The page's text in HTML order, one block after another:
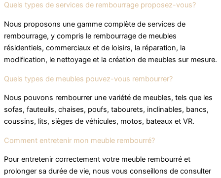
Quels types de services de rembourrage proposez-vous?
Nous proposons une gamme complète de services de
rembourrage, y compris le rembourrage de meubles
résidentiels, commerciaux et de loisirs, la réparation, la
modification, le nettoyage et la création de meubles sur mesure.
Quels types de meubles pouvez-vous rembourrer?
Nous pouvons rembourrer une variété de meubles, tels que les
sofas, fauteuils, chaises, poufs, tabourets, inclinables, bancs,
coussins, lits, sièges de véhicules, motos, bateaux et VR.
Comment entretenir mon meuble rembourré?
Pour entretenir correctement votre meuble rembourré et
prolonger sa durée de vie, nous vous conseillons de consulter